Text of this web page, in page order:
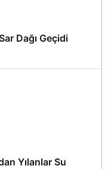
Dağı Geçidi
Yılanlar Su